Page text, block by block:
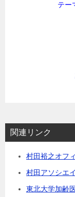
テー
関連リンク
村田裕之オフ
村田アソシエ
東北大学加齢